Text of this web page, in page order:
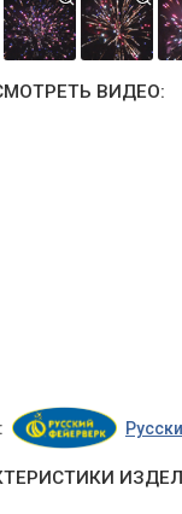
ВИДЕО: